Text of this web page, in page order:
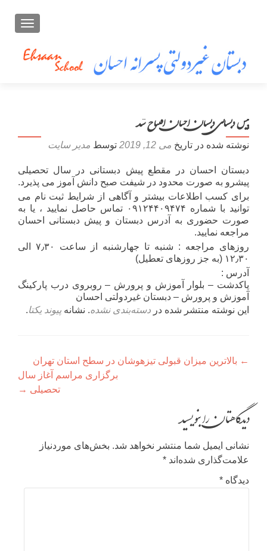
تعویض
پیش دبستانی دبستان احسان افتتاح شد
نوشته شده در تاریخ می 12, 2019 توسط مدیر سایت
دبستان احسان در مقطع پیش دبستانی در سال تحصیلی
پیشرو به صورت محدود در شیفت صبح دانش آموز می پذیرد.
برای کسب اطلاعات بیشتر و آگاهی از شرایط ثبت نام می
توانید با شماره ۰۹۱۲۴۴۰۹۴۷۴ تماس حاصل نمایید ، یا به
صورت حضوری به آدرس دبستان و پیش دبستانی احسان
مراجعه نمایید.
روزهای مراجعه : شنبه تا جهارشنبه از ساعت ۷٫۳۰ الی
۱۲٫۳۰ (به جز روزهای تعطیل)
آدرس :
پاکدشت – بلوار آموزش و پرورش – روبروی درب پارکینگ
آموزش و پرورش – دبستان غیردولتی احسان
این نوشته منتشر شده در دسته‌بندی نشده. نشانه پیوند یکتا.
راهبری
← بالاترین میزان قبولی تیزهوشان در سطح استان تهران
برگزاری مراسم آغاز سال
تحصیلی →
دیدگاهتان را بنویسید
نشانی ایمیل شما منتشر نخواهد شد. بخش‌های موردنیاز
علامت‌گذاری شده‌اند *
دیدگاه *